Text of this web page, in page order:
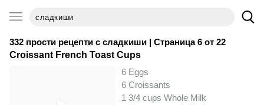
332 прости рецепти с сладкиши | Страница 6 от 22
Croissant French Toast Cups
6 Eggs
6 Croissants
1 3/4 cups Whole Milk